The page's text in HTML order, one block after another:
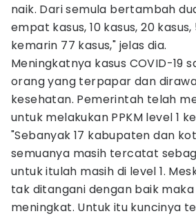
naik. Dari semula bertambah
empat kasus, 10 kasus, 20
kemarin 77 kasus," jelas dia.
Meningkatnya kasus COVID-19
orang yang terpapar dan
kesehatan. Pemerintah telah
untuk melakukan PPKM level 1
"Sebanyak 17 kabupaten dan
semuanya masih tercatat
untuk itulah masih di level 1.
tak ditangani dengan baik
meningkat. Untuk itu kuncinya